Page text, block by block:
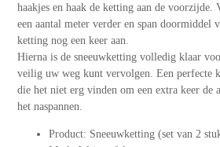
haakjes en haak de ketting aan de voorzijde.
een aantal meter verder en span doormiddel
ketting nog een keer aan.
Hierna is de sneeuwketting volledig klaar
veilig uw weg kunt vervolgen. Een perfecte
die het niet erg vinden om een extra keer de
het naspannen.
Product: Sneeuwketting (set van 2